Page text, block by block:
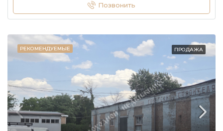
Позвонить
РЕКОМЕНДУЕМЫЕ ПРОДАЖА